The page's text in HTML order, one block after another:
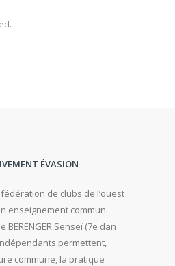
ÉVASION
de clubs de l’ouest
enseignement commun.
BERENGER Senseï (7e dan
indépendants permettent,
commune, la pratique